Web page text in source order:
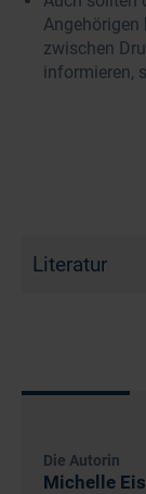
zwischen
informieren,
Literatur
Die Autorin
Michelle